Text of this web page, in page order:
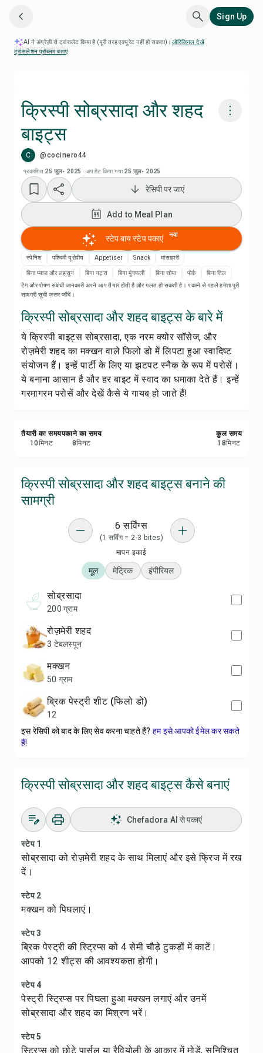
Sign Up
AI ने अंग्रेज़ी से ट्रांसलेट किया है (पूरी तरह एक्यूरेट नहीं हो सकता)। ओरिजिनल देखें·
ट्रांसलेशन प्रॉब्लम बताएं
क्रिस्पी सोब्रसादा और शहद
बाइट्स
C @cocinero44
प्रकाशित 25 जुल॰ 2025 ·अपडेट किया गया 25 जुल॰ 2025
Add to Meal Plan
Add to Shopping List
रेसिपी नोट्स
रिपोर्ट करें
रेसिपी पर जाएं
Add to Meal Plan
स्टेप बाय स्टेप पकाएं नया
स्पेनिश पश्चिमी यूरोपीय Appetiser Snack मांसाहारी
बिना प्याज और लहसुन बिना नट्स बिना मूंगफली बिना सोया पोर्क
बिना तिल
टैग और पोषण संबंधी जानकारी अपने आप तैयार होती है और गलत हो सकती है। पकाने से पहले हमेशा पूरी
सामग्री सूची ज़रूर जाँचें।
क्रिस्पी सोब्रसादा और शहद बाइट्स के बारे में
ये क्रिस्पी बाइट्स सोब्रसादा, एक नरम क्योर सॉसेज, और
रोज़मेरी शहद का मक्खन वाले फिलो डो में लिपटा हुआ स्वादिष्ट
संयोजन हैं। इन्हें पार्टी के लिए या झटपट स्नैक के रूप में परोसें।
ये बनाना आसान है और हर बाइट में स्वाद का धमाका देते हैं। इन्हें
गरमागरम परोसें और देखें कैसे ये गायब हो जाते हैं!
तैयारी का समय
10मिनट
पकाने का समय
8मिनट
कुल समय
18मिनट
क्रिस्पी सोब्रसादा और शहद बाइट्स बनाने की
सामग्री
6 सर्विंग्स
(1 सर्विंग = 2-3 bites)
मापन इकाई
मूल मेट्रिक इंपीरियल
सोब्रसादा
200 ग्राम
रोज़मेरी शहद
3 टेबलस्पून
मक्खन
50 ग्राम
ब्रिक पेस्ट्री शीट (फिलो डो)
12
इस रेसिपी को बाद के लिए सेव करना चाहते हैं? हम इसे आपको ईमेल कर सकते
हैं!
क्रिस्पी सोब्रसादा और शहद बाइट्स कैसे बनाएं
Chefadora AI से पकाएं
स्टेप 1
सोब्रसादा को रोज़मेरी शहद के साथ मिलाएं और इसे फ्रिज में रख
दें।
स्टेप 2
मक्खन को पिघलाएं।
स्टेप 3
ब्रिक पेस्ट्री की स्ट्रिप्स को 4 सेमी चौड़े टुकड़ों में काटें।
आपको 12 शीट्स की आवश्यकता होगी।
स्टेप 4
पेस्ट्री स्ट्रिप्स पर पिघला हुआ मक्खन लगाएं और उनमें
सोब्रसादा और शहद का मिश्रण भरें।
स्टेप 5
स्ट्रिप्स को छोटे पार्सल या रैवियोली के आकार में मोड़ें, सुनिश्चित